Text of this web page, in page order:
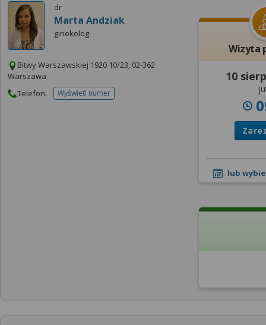
dr
Marta Andziak
ginekolog
Bitwy Warszawskiej 1920 10/23, 02-362
Warszawa
Telefon:
Wyświetl numertelefonu do placowki
Wizyta
10
lub